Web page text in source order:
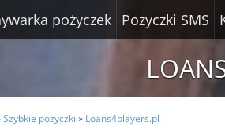
pożyczek Pozyczki SMS
Szybkie pożyczki » Loans4players.pl